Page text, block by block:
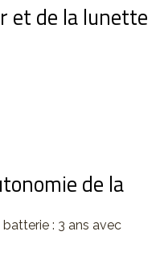
et de la lunette
de la
: 3 ans avec